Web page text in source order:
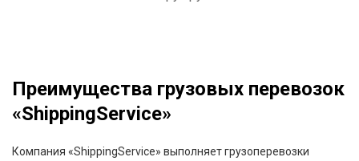
Преимущества грузовых перевозок
«ShippingService»
Компания «ShippingService» выполняет грузоперевозки